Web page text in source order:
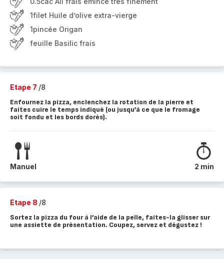
1filet Huile d’olive extra-vierge
1pincée Origan
feuille Basilic frais
Etape 7 /8
Enfournez la pizza, enclenchez la rotation de la pierre et
faites cuire le temps indiqué (ou jusqu’à ce que le fromage
soit fondu et les bords dorés).
Manuel 2 min
Etape 8 /8
Sortez la pizza du four à l’aide de la pelle, faites-la glisser sur
une assiette de présentation. Coupez, servez et dégustez !